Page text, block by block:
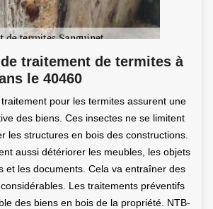
traitement de termites à
le 40460
pour les termites assurent une
des biens. Ces insectes ne se limitent
les structures en bois des constructions.
aussi détériorer les meubles, les objets
et les documents. Cela va entraîner des
Les traitements préventifs
des biens en bois de la propriété. NTB-